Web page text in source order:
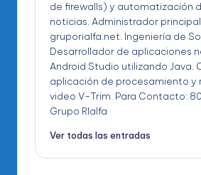
de firewalls) y automatización
noticias. Administrador
gruporialfa.net. Ingeniería de
Desarrollador de aplicaciones
Android Studio utilizando Java.
aplicación de procesamiento y
video V-Trim. Para Contacto:
Grupo RIalfa
Ver todas las entradas